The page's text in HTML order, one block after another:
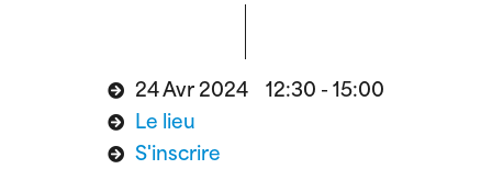
24 Avr 2024 12:30 - 15:00
Le lieu
S'inscrire